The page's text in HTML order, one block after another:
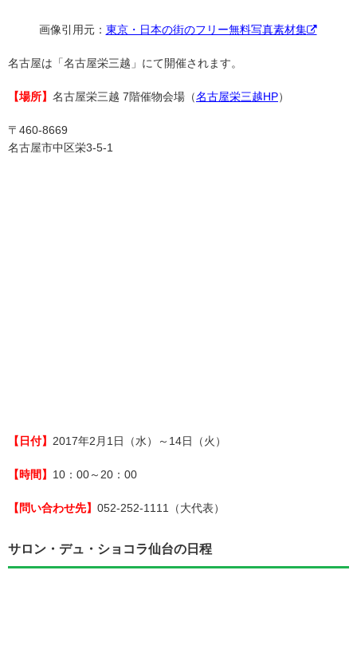
画像引用元： 東京・日本の街のフリー無料写真素材集
名古屋は「名古屋栄三越」にて開催されます。
【場所】 名古屋栄三越 7階催物会場（名古屋栄三越HP）
〒460-8669
名古屋市中区栄3-5-1
【日付】 2017年2月1日（水）～14日（火）
【時間】 10：00～20：00
【問い合わせ先】 052-252-1111（大代表）
サロン・デュ・ショコラ仙台の日程